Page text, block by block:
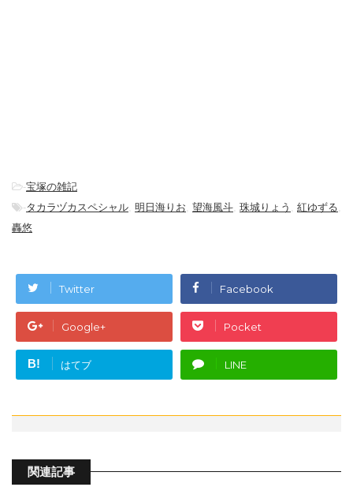
-宝塚の雑記
-タカラヅカスペシャル, 明日海りお, 望海風斗, 珠城りょう , 紅ゆずる,
轟悠
Twitter Facebook
Google+ Pocket
B! はてブ LINE
関連記事